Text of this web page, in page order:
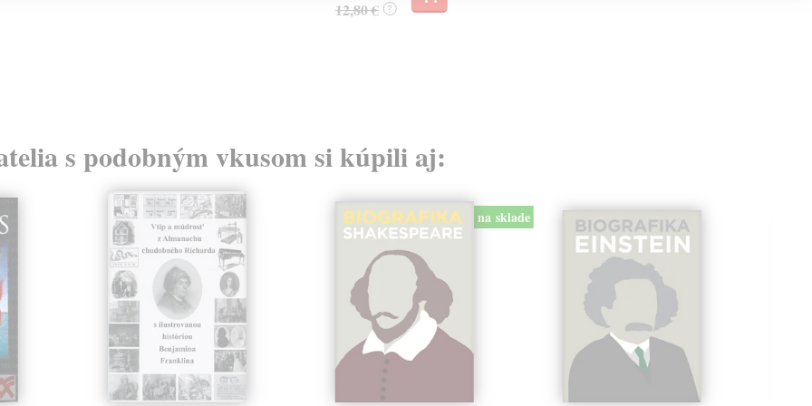
12,80 € ?
s podobným vkusom si kúpili aj:
na sklade